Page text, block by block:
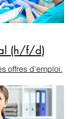
(h/f/d)
offres d'emploi.